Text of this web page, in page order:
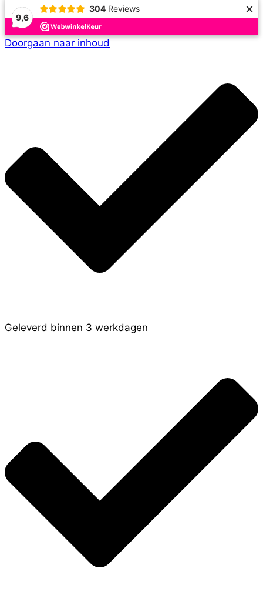
9,6
304 Reviews ×
Doorgaan naar inhoud
Geleverd binnen 3 werkdagen